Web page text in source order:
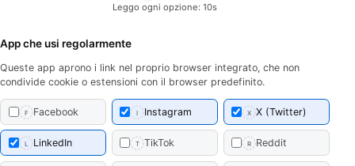
Leggo ogni opzione: 10s
App che usi regolarmente
Queste app aprono i link nel proprio browser integrato, che non
condivide cookie o estensioni con il browser predefinito.
F Facebook I Instagram X X (Twitter)
L LinkedIn T TikTok R Reddit